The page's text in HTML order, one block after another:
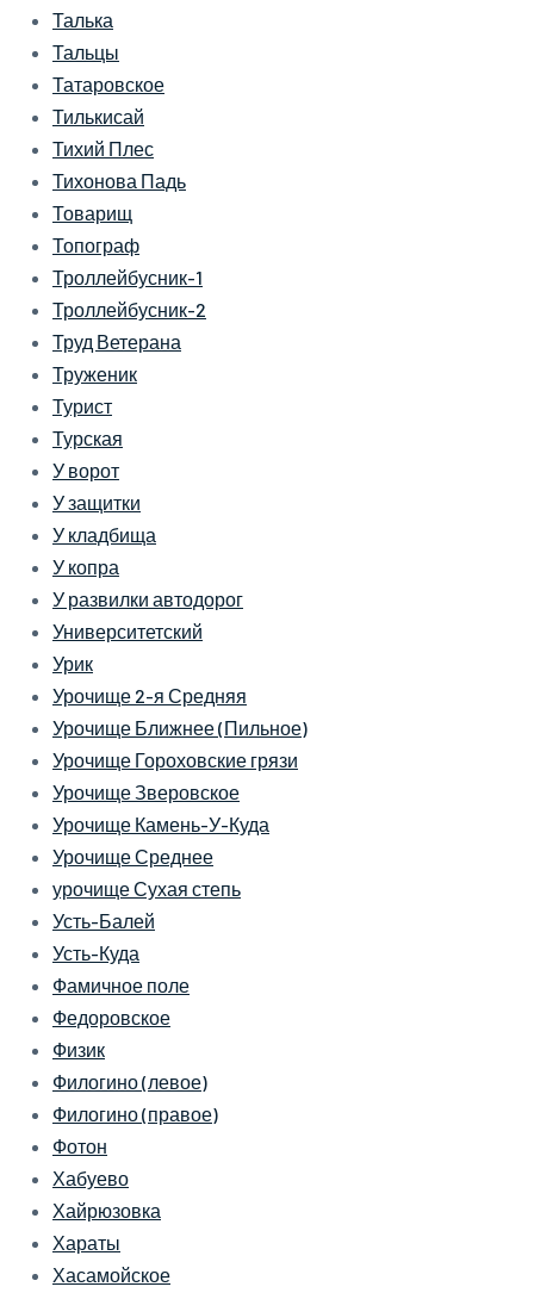
Талька
Тальцы
Татаровское
Тилькисай
Тихий Плес
Тихонова Падь
Товарищ
Топограф
Троллейбусник-1
Троллейбусник-2
Труд Ветерана
Труженик
Турист
Турская
У ворот
У защитки
У кладбища
У копра
У развилки автодорог
Университетский
Урик
Урочище 2-я Средняя
Урочище Ближнее (Пильное)
Урочище Гороховские грязи
Урочище Зверовское
Урочище Камень-У-Куда
Урочище Среднее
урочище Сухая степь
Усть-Балей
Усть-Куда
Фамичное поле
Федоровское
Физик
Филогино (левое)
Филогино (правое)
Фотон
Хабуево
Хайрюзовка
Хараты
Хасамойское